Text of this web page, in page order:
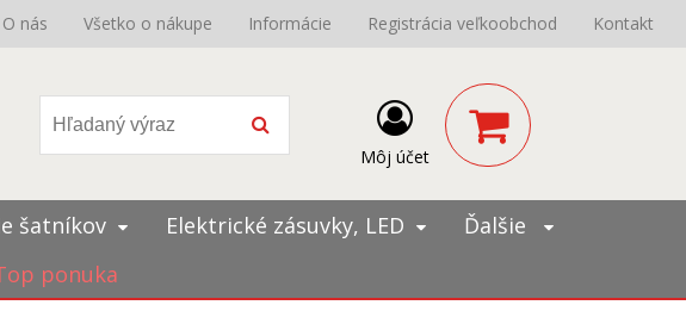
O nás Všetko o nákupe Informácie Registrácia veľkoobchod Kontakt
Môj účet
šatníkov Elektrické zásuvky, LED
Ďalšie
ponuka